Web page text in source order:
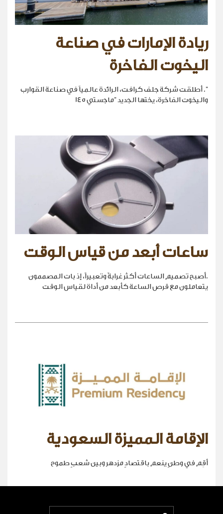
ريادة الإمارات في صناعة
اليخوت الفاخرة
". أطلقت شركة جلف كرافت، الرائدة عالمياً في صناعة القوارب
واليخوت الفاخرة، يختها الجديد "ماجستي 145
ساعات أبعد من قياس الوقت
.أصبح تصميم الساعات أكثر غرابةً وتعبيراً، إذ بات المصممون
يتعاملون مع قرص الساعة كأبعد من أداة لقياس الوقت
الإقامة المميزة السعودية
أقِم في وطنٍ ينعم باقتصادٍ مزدهر وبين شعبٍ طموح